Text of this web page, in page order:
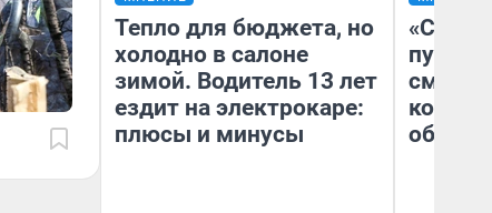
Тепло для бюджета, но
холодно в салоне
зимой. Водитель 13 лет
ездит на электрокаре:
плюсы и минусы